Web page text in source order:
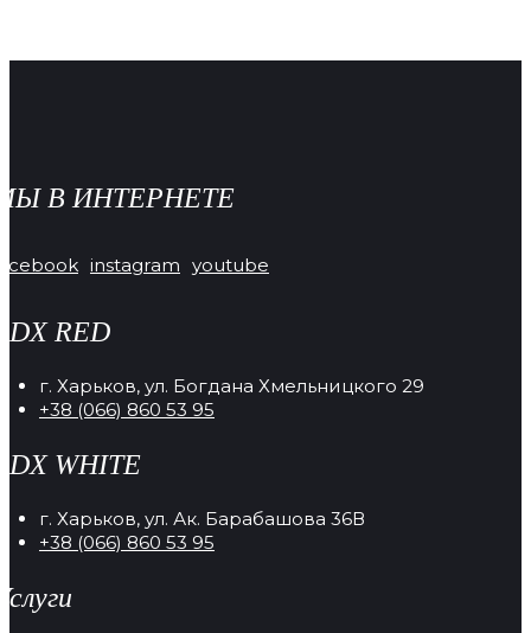
В ИНТЕРНЕТЕ
instagram youtube
RED
г. Харьков, ул. Богдана Хмельницкого 29
+38 (066) 860 53 95
WHITE
г. Харьков, ул. Ак. Барабашова 36В
+38 (066) 860 53 95